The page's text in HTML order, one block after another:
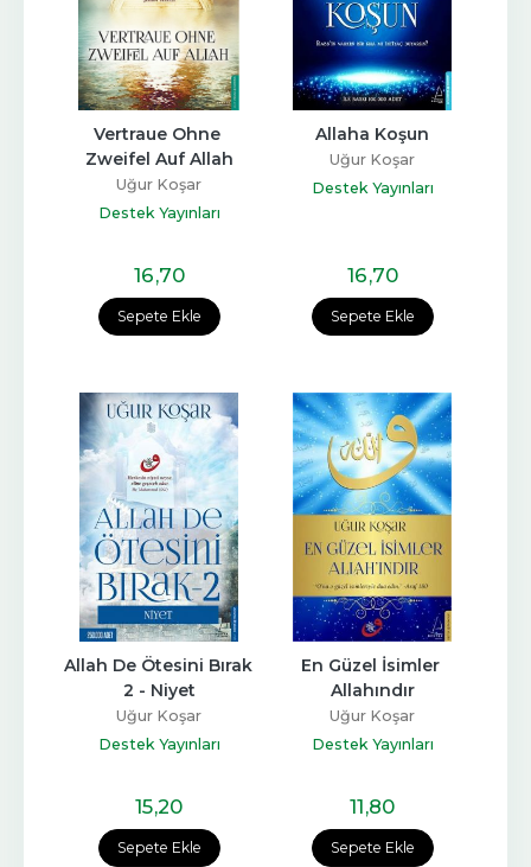
Sepete Ekle
Vertraue Ohne
Zweifel Auf Allah
Uğur Koşar
Destek Yayınları
16,70
Sepete Ekle
Allaha Koşun
Uğur Koşar
Destek Yayınları
16,70
Sepete Ekle
Allah De Ötesini Bırak
2 - Niyet
Uğur Koşar
Destek Yayınları
15,20
Sepete Ekle
En Güzel İsimler
Allahındır
Uğur Koşar
Destek Yayınları
11,80